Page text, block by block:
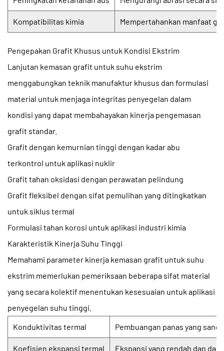
Kompatibilitas kimia Mempertahankan manfaat
Pengepakan Grafit Khusus untuk Kondisi Ekstrim
Lanjutan kemasan grafit untuk suhu ekstrim
menggabungkan teknik manufaktur khusus dan formulasi
material untuk menjaga integritas penyegelan dalam
kondisi yang dapat membahayakan kinerja pengemasan
grafit standar.
Grafit dengan kemurnian tinggi dengan kadar abu
terkontrol untuk aplikasi nuklir
Grafit tahan oksidasi dengan perawatan pelindung
Grafit fleksibel dengan sifat pemulihan yang ditingkatkan
untuk siklus termal
Formulasi tahan korosi untuk aplikasi industri kimia
Karakteristik Kinerja Suhu Tinggi
Memahami parameter kinerja kemasan grafit untuk suhu
ekstrim memerlukan pemeriksaan beberapa sifat material
yang secara kolektif menentukan kesesuaian untuk aplikasi
penyegelan suhu tinggi.
Konduktivitas termal
Pembuangan panas yang
Koefisien ekspansi termal Ekspansi yang rendah dan